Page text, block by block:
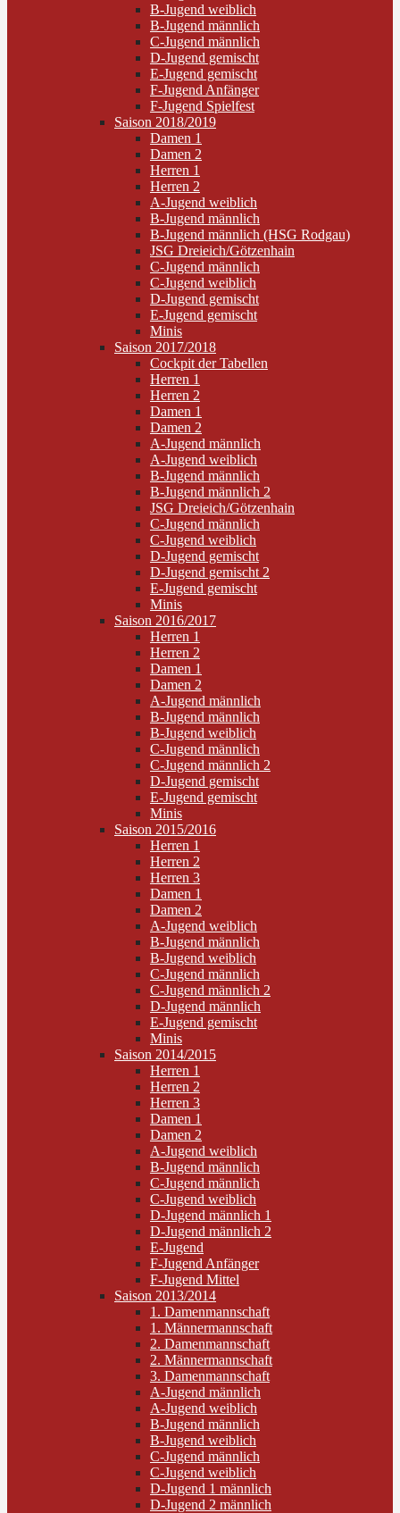
B-Jugend weiblich
B-Jugend männlich
C-Jugend männlich
D-Jugend gemischt
E-Jugend gemischt
F-Jugend Anfänger
F-Jugend Spielfest
Saison 2018/2019
Damen 1
Damen 2
Herren 1
Herren 2
A-Jugend weiblich
B-Jugend männlich
B-Jugend männlich (HSG Rodgau)
JSG Dreieich/Götzenhain
C-Jugend männlich
C-Jugend weiblich
D-Jugend gemischt
E-Jugend gemischt
Minis
Saison 2017/2018
Cockpit der Tabellen
Herren 1
Herren 2
Damen 1
Damen 2
A-Jugend männlich
A-Jugend weiblich
B-Jugend männlich
B-Jugend männlich 2
JSG Dreieich/Götzenhain
C-Jugend männlich
C-Jugend weiblich
D-Jugend gemischt
D-Jugend gemischt 2
E-Jugend gemischt
Minis
Saison 2016/2017
Herren 1
Herren 2
Damen 1
Damen 2
A-Jugend männlich
B-Jugend männlich
B-Jugend weiblich
C-Jugend männlich
C-Jugend männlich 2
D-Jugend gemischt
E-Jugend gemischt
Minis
Saison 2015/2016
Herren 1
Herren 2
Herren 3
Damen 1
Damen 2
A-Jugend weiblich
B-Jugend männlich
B-Jugend weiblich
C-Jugend männlich
C-Jugend männlich 2
D-Jugend männlich
E-Jugend gemischt
Minis
Saison 2014/2015
Herren 1
Herren 2
Herren 3
Damen 1
Damen 2
A-Jugend weiblich
B-Jugend männlich
C-Jugend männlich
C-Jugend weiblich
D-Jugend männlich 1
D-Jugend männlich 2
E-Jugend
F-Jugend Anfänger
F-Jugend Mittel
Saison 2013/2014
1. Damenmannschaft
1. Männermannschaft
2. Damenmannschaft
2. Männermannschaft
3. Damenmannschaft
A-Jugend männlich
A-Jugend weiblich
B-Jugend männlich
B-Jugend weiblich
C-Jugend männlich
C-Jugend weiblich
D-Jugend 1 männlich
D-Jugend 2 männlich